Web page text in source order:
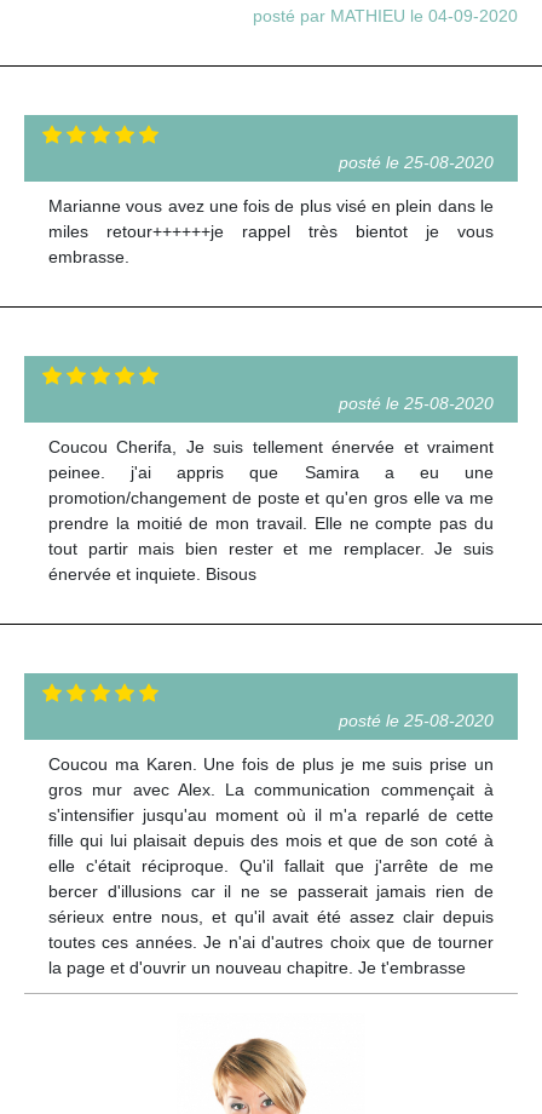
posté par MATHIEU le 04-09-2020
posté le 25-08-2020
Marianne vous avez une fois de plus visé en plein dans le
miles retour++++++je rappel très bientot je vous
embrasse.
posté le 25-08-2020
Coucou Cherifa, Je suis tellement énervée et vraiment
peinee. j'ai appris que Samira a eu une
promotion/changement de poste et qu'en gros elle va me
prendre la moitié de mon travail. Elle ne compte pas du
tout partir mais bien rester et me remplacer. Je suis
énervée et inquiete. Bisous
posté le 25-08-2020
Coucou ma Karen. Une fois de plus je me suis prise un
gros mur avec Alex. La communication commençait à
s'intensifier jusqu'au moment où il m'a reparlé de cette
fille qui lui plaisait depuis des mois et que de son coté à
elle c'était réciproque. Qu'il fallait que j'arrête de me
bercer d'illusions car il ne se passerait jamais rien de
sérieux entre nous, et qu'il avait été assez clair depuis
toutes ces années. Je n'ai d'autres choix que de tourner
la page et d'ouvrir un nouveau chapitre. Je t'embrasse